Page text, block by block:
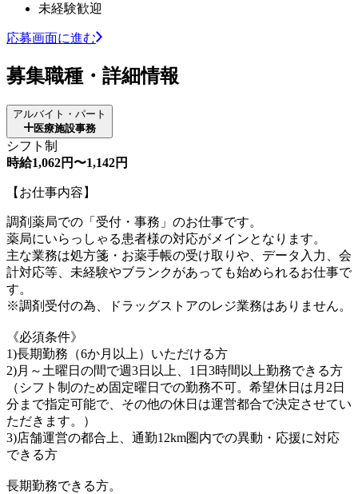
未経験歓迎
応募画面に進む
募集職種・詳細情報
アルバイト・パート
医療施設事務
シフト制
時給1,062円〜1,142円
【お仕事内容】
調剤薬局での「受付・事務」のお仕事です。
薬局にいらっしゃる患者様の対応がメインとなります。
主な業務は処方箋・お薬手帳の受け取りや、データ入力、会
計対応等、未経験やブランクがあっても始められるお仕事で
す。
※調剤受付の為、ドラッグストアのレジ業務はありません。
《必須条件》
1)長期勤務（6か月以上）いただける方
2)月～土曜日の間で週3日以上、1日3時間以上勤務できる方
（シフト制のため固定曜日での勤務不可。希望休日は月2日
分まで指定可能で、その他の休日は運営都合で決定させてい
ただきます。）
3)店舗運営の都合上、通勤12km圏内での異動・応援に対応
できる方
長期勤務できる方。